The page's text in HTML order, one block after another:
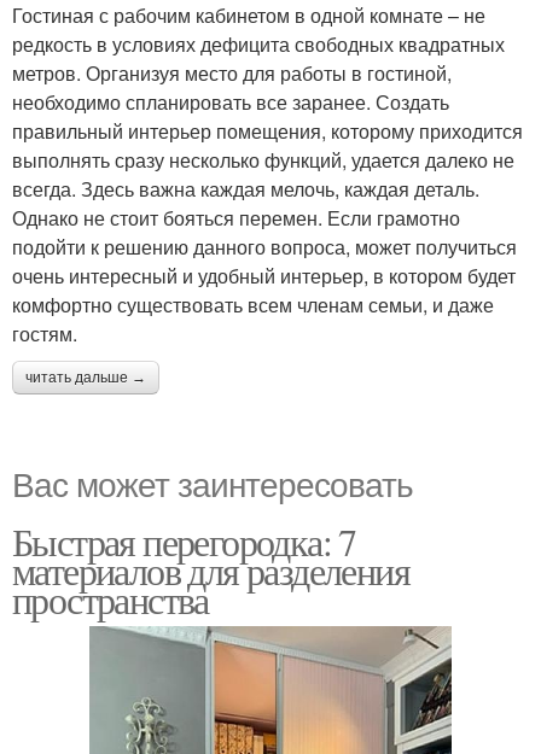
Гостиная с рабочим кабинетом в одной комнате – не
редкость в условиях дефицита свободных квадратных
метров. Организуя место для работы в гостиной,
необходимо спланировать все заранее. Создать
правильный интерьер помещения, которому приходится
выполнять сразу несколько функций, удается далеко не
всегда. Здесь важна каждая мелочь, каждая деталь.
Однако не стоит бояться перемен. Если грамотно
подойти к решению данного вопроса, может получиться
очень интересный и удобный интерьер, в котором будет
комфортно существовать всем членам семьи, и даже
гостям.
читать дальше →
Вас может заинтересовать
Быстрая перегородка: 7
материалов для разделения
пространства